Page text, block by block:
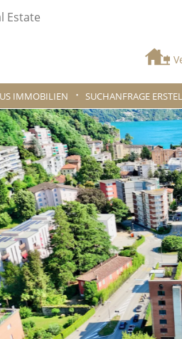
Estate
IMMOBILIEN SUCHANFRAGE